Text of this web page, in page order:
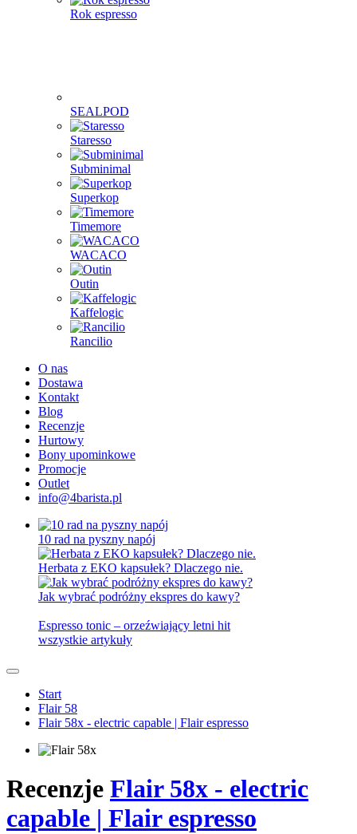
Rok espresso
SEALPOD
Staresso
Subminimal
Superkop
Timemore
WACACO
Outin
Kaffelogic
Rancilio
O nas
Dostawa
Kontakt
Blog
Recenzje
Hurtowy
Bony upominkowe
Promocje
Outlet
info@4barista.pl
10 rad na pyszny napój
Herbata z EKO kapsułek? Dlaczego nie.
Jak wybrać podróżny ekspres do kawy?
Espresso tonic – orzeźwiający letni hit
wszystkie artykuły
Start
Flair 58
Flair 58x - electric capable | Flair espresso
Recenzje Flair 58x - electric
capable | Flair espresso